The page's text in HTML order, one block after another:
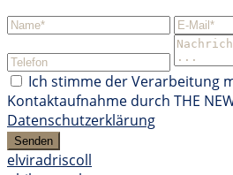
Ich stimme der Verarbeitung
Kontaktaufnahme durch THE
Datenschutzerklärung
Senden
elviradriscoll